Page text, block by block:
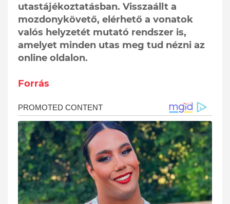
utastájékoztatásban. Visszaállt a
mozdonykövető, elérhető a vonatok
valós helyzetét mutató rendszer is,
amelyet minden utas meg tud nézni az
online oldalon.
Forrás